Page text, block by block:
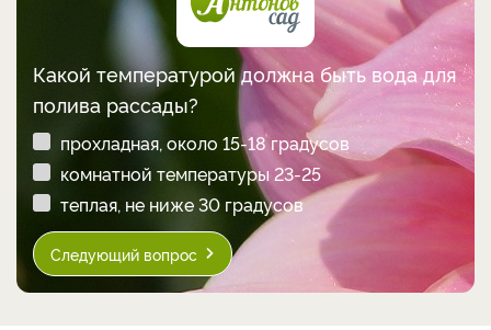
Какой температурой должна быть вода для
полива рассады?
прохладная, около 15-18 градусов
комнатной температуры 23-25
теплая, не ниже 30 градусов
Следующий вопрос